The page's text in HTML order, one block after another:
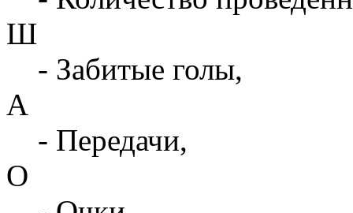
Ш
- Забитые голы,
А
- Передачи,
О